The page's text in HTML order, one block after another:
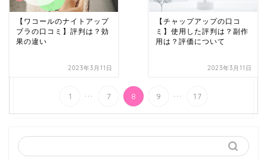
【ワコールのナイトアップ
ブラの口コミ】評判は？効
果の違い
2023年3月11日
【チャップアップの口コ
ミ】使用した評判は？副作
用は？評価について
2023年3月11日
1 ... 7 8 9 ... 17